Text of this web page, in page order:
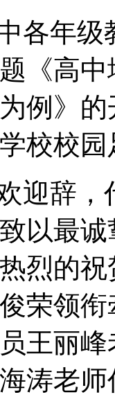
各年
《高
例》
校校
迎辞
以最
烈的
荣领
王丽峰
涛老师